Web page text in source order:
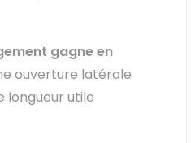
gagne en
ouverture latérale
longueur utile